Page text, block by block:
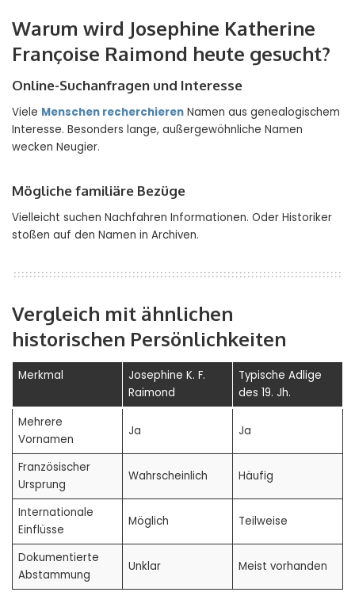
Warum wird Josephine Katherine
Françoise Raimond heute gesucht?
Online-Suchanfragen und Interesse
Viele Menschen recherchieren Namen aus genealogischem
Interesse. Besonders lange, außergewöhnliche Namen
wecken Neugier.
Mögliche familiäre Bezüge
Vielleicht suchen Nachfahren Informationen. Oder Historiker
stoßen auf den Namen in Archiven.
Vergleich mit ähnlichen
historischen Persönlichkeiten
Merkmal
Josephine K. F.
Raimond
Typische Adlige
des 19. Jh.
Mehrere
Vornamen
Ja Ja
Französischer
Ursprung
Wahrscheinlich Häufig
Internationale
Einflüsse
Möglich Teilweise
Dokumentierte
Abstammung
Unklar Meist vorhanden